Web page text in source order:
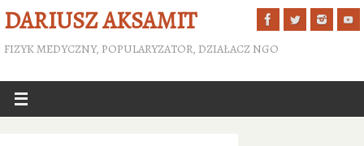
DARIUSZ AKSAMIT
FIZYK MEDYCZNY, POPULARYZATOR, DZIAŁACZ NGO